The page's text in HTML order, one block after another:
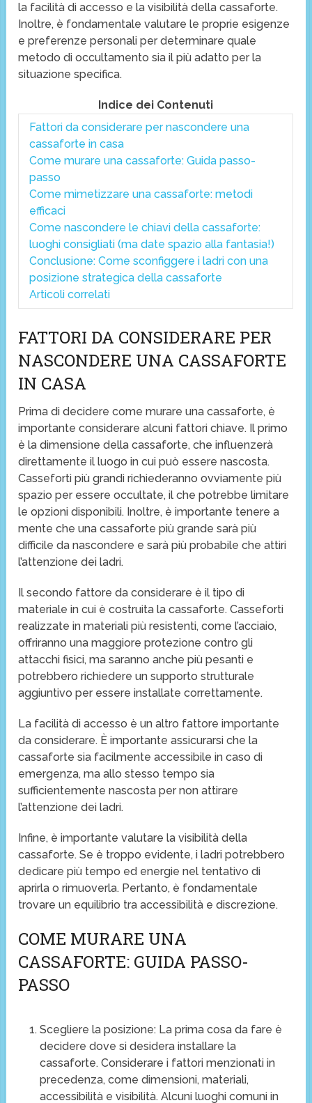
la facilità di accesso e la visibilità della cassaforte.
Inoltre, è fondamentale valutare le proprie esigenze
e preferenze personali per determinare quale
metodo di occultamento sia il più adatto per la
situazione specifica.
Indice dei Contenuti
Fattori da considerare per nascondere una
cassaforte in casa
Come murare una cassaforte: Guida passo-
passo
Come mimetizzare una cassaforte: metodi
efficaci
Come nascondere le chiavi della cassaforte:
luoghi consigliati (ma date spazio alla fantasia!)
Conclusione: Come sconfiggere i ladri con una
posizione strategica della cassaforte
Articoli correlati
FATTORI DA CONSIDERARE PER
NASCONDERE UNA CASSAFORTE
IN CASA
Prima di decidere come murare una cassaforte, è
importante considerare alcuni fattori chiave. Il primo
è la dimensione della cassaforte, che influenzerà
direttamente il luogo in cui può essere nascosta.
Casseforti più grandi richiederanno ovviamente più
spazio per essere occultate, il che potrebbe limitare
le opzioni disponibili. Inoltre, è importante tenere a
mente che una cassaforte più grande sarà più
difficile da nascondere e sarà più probabile che attiri
l’attenzione dei ladri.
Il secondo fattore da considerare è il tipo di
materiale in cui è costruita la cassaforte. Casseforti
realizzate in materiali più resistenti, come l’acciaio,
offriranno una maggiore protezione contro gli
attacchi fisici, ma saranno anche più pesanti e
potrebbero richiedere un supporto strutturale
aggiuntivo per essere installate correttamente.
La facilità di accesso è un altro fattore importante
da considerare. È importante assicurarsi che la
cassaforte sia facilmente accessibile in caso di
emergenza, ma allo stesso tempo sia
sufficientemente nascosta per non attirare
l’attenzione dei ladri.
Infine, è importante valutare la visibilità della
cassaforte. Se è troppo evidente, i ladri potrebbero
dedicare più tempo ed energie nel tentativo di
aprirla o rimuoverla. Pertanto, è fondamentale
trovare un equilibrio tra accessibilità e discrezione.
COME MURARE UNA
CASSAFORTE: GUIDA PASSO-
PASSO
Scegliere la posizione: La prima cosa da fare è
decidere dove si desidera installare la
cassaforte. Considerare i fattori menzionati in
precedenza, come dimensioni, materiali,
accessibilità e visibilità. Alcuni luoghi comuni in